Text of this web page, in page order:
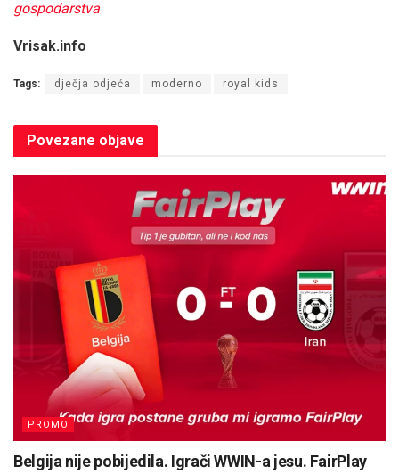
gospodarstva
Vrisak.info
Tags: dječja odjeća moderno royal kids
Povezane objave
PROMO
Belgija nije pobijedila. Igrači WWIN-a jesu. FairPlay